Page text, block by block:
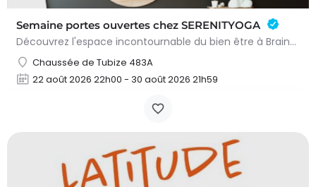
Semaine portes ouvertes chez SERENITYOGA
Découvrez l'espace incontournable du bien être à Braine L'alleud!Du 23 au 30 aout 2026 nous proposons un Pass…
Chaussée de Tubize 483A
22 août 2026 22h00 - 30 août 2026 21h59